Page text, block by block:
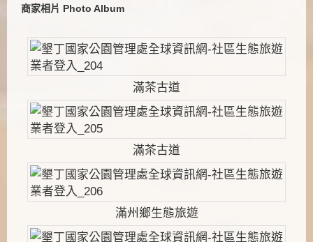
商家相片 Photo Album
滿茶古道
滿茶古道
滿州鄉生態旅遊